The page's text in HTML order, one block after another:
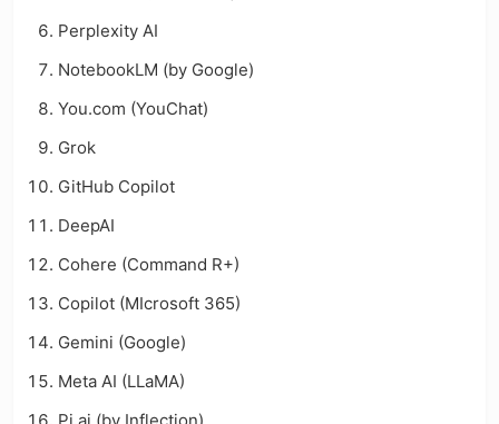
Perplexity AI
NotebookLM (by Google)
You.com (YouChat)
Grok
GitHub Copilot
DeepAI
Cohere (Command R+)
Copilot (MIcrosoft 365)
Gemini (Google)
Meta AI (LLaMA)